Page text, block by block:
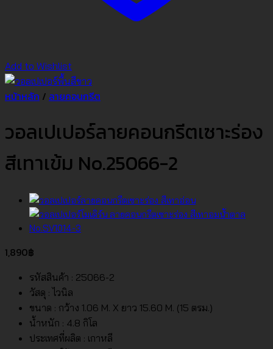
Add to Wishlist
หน้าหลัก / ลายคอนกรีต
วอลเปเปอร์ลายคอนกรีตเซาะร่อง
สีเทาเข้ม No.25066-2
1,890฿
รหัสสินค้า : 25066-2
วัสดุ : ไวนิล
ขนาด : กว้าง 1.06 M. X ยาว 15.60 M. (15 ตรม.)
น้ำหนัก : 4.8 กิโล
ประเทศที่ผลิต : เกาหลี